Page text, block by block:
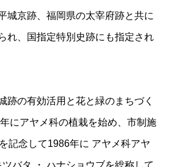
城京跡、福岡県の太宰府跡と共に
れ、国指定特別史跡にも指定され
跡の有効活用と花と緑のまちづく
にアヤメ科の植栽を始め、市制施
記念して1986年に アヤメ科アヤ